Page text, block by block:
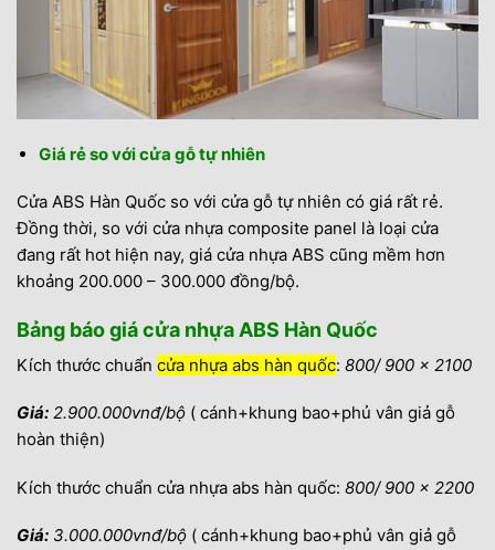
Giá rẻ so với cửa gỗ tự nhiên
Cửa ABS Hàn Quốc so với cửa gỗ tự nhiên có giá rất rẻ.
Đồng thời, so với cửa nhựa composite panel là loại cửa
đang rất hot hiện nay, giá cửa nhựa ABS cũng mềm hơn
khoảng 200.000 – 300.000 đồng/bộ.
Bảng báo giá cửa nhựa ABS Hàn Quốc
Kích thước chuẩn cửa nhựa abs hàn quốc: 800/ 900 x 2100
Giá: 2.900.000vnđ/bộ ( cánh+khung bao+phủ vân giả gỗ
hoàn thiện)
Kích thước chuẩn cửa nhựa abs hàn quốc: 800/ 900 x 2200
Giá: 3.000.000vnđ/bộ ( cánh+khung bao+phủ vân giả gỗ